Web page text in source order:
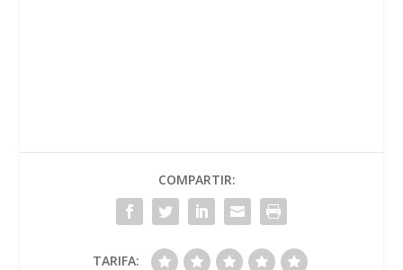
COMPARTIR:
TARIFA: